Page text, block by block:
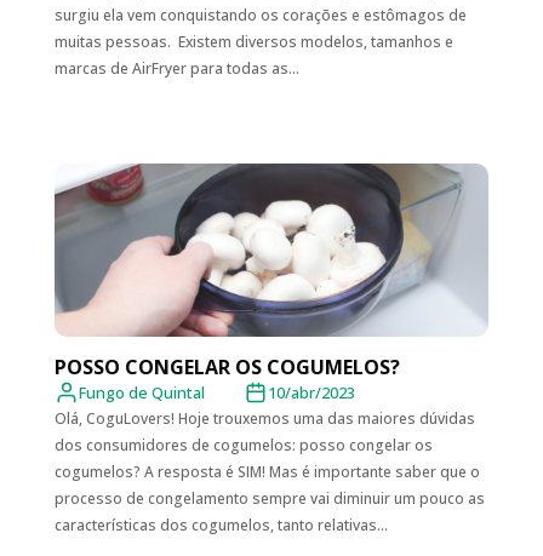
surgiu ela vem conquistando os corações e estômagos de
muitas pessoas. Existem diversos modelos, tamanhos e
marcas de AirFryer para todas as...
POSSO CONGELAR OS COGUMELOS?
Fungo de Quintal 10/abr/2023
Olá, CoguLovers! Hoje trouxemos uma das maiores dúvidas
dos consumidores de cogumelos: posso congelar os
cogumelos? A resposta é SIM! Mas é importante saber que o
processo de congelamento sempre vai diminuir um pouco as
características dos cogumelos, tanto relativas...